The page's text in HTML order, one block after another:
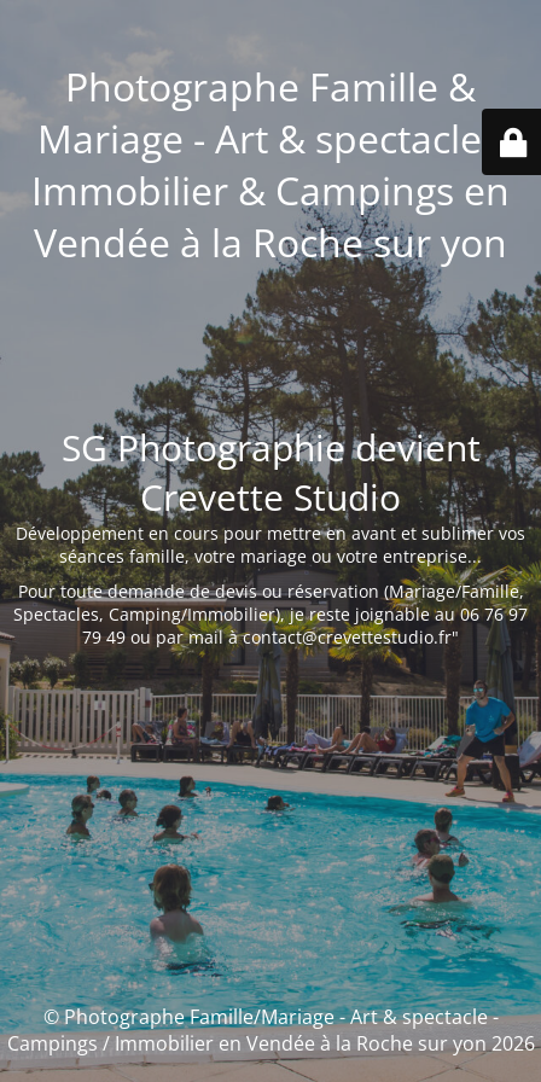
Photographe Famille &
Mariage - Art & spectacle -
Immobilier & Campings en
Vendée à la Roche sur yon
SG Photographie devient
Crevette Studio
Développement en cours pour mettre en avant et sublimer vos
séances famille, votre mariage ou votre entreprise...
Pour toute demande de devis ou réservation (Mariage/Famille,
Spectacles, Camping/Immobilier), je reste joignable au 06 76 97
79 49 ou par mail à contact@crevettestudio.fr"
© Photographe Famille/Mariage - Art & spectacle -
Campings / Immobilier en Vendée à la Roche sur yon 2026